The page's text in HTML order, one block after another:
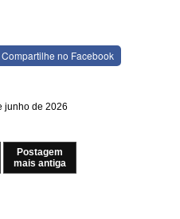
Compartilhe no Facebook
junho de 2026
Postagem
mais antiga